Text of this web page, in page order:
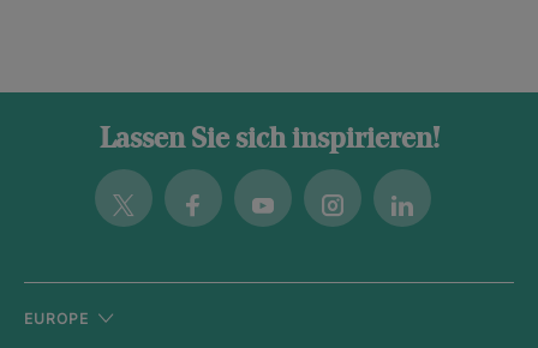
Lassen Sie sich inspirieren!
Twitter FacebookYoutubeInstagramLinkedin
EUROPE